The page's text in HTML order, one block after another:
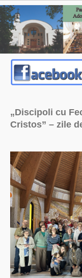
„Discipoli cu
Cristos” – zile